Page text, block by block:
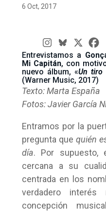
6 Oct, 2017
Entrevistamos a
Mi Capitán, con
nuevo álbum, «Un tiro
(Warner Music, 2017)
Texto: Marta España
Fotos: Javier García
Entramos por la
pregunta que quién
día. Por supuesto,
cercana a su
centrada en los
verdadero
concepción